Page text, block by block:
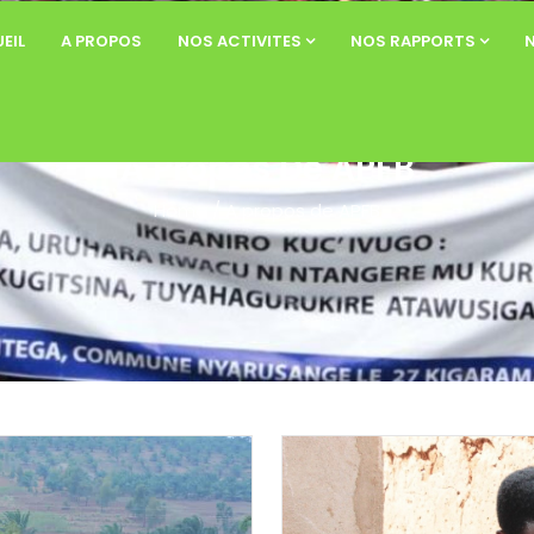
A PROPOS NOS ACTIVITES NOS RAPPORTS
A Propos De APFB
Home /A propos de APFB